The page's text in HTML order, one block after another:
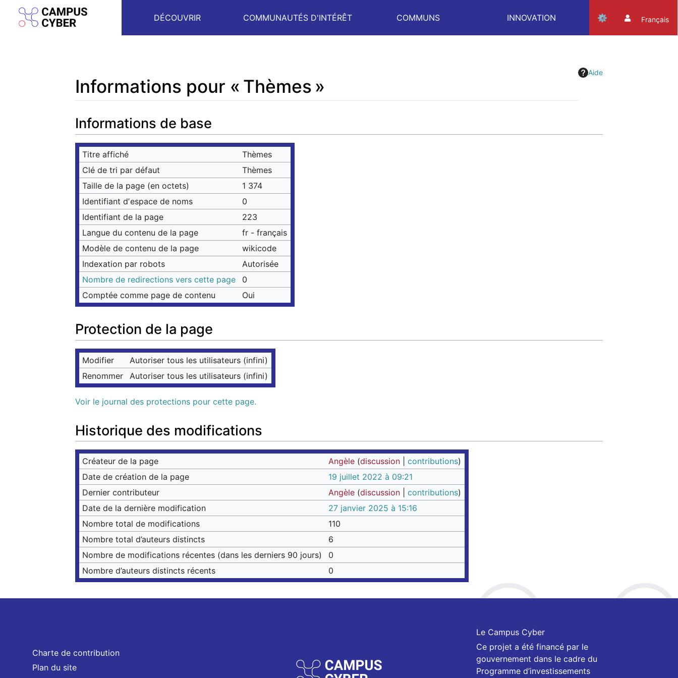
DÉCOUVRIR COMMUNAUTÉS D'INTÉRÊT COMMUNS INNOVATION Français
Aide
Informations pour « Thèmes »
Informations de base
Titre affiché
Thèmes
Clé de tri par défaut
Thèmes
Taille de la page (en octets)
1 374
Identifiant dʼespace de noms
0
Identifiant de la page
223
Langue du contenu de la page
fr - français
Modèle de contenu de la page
wikicode
Indexation par robots
Autorisée
Nombre de redirections vers cette page
0
Comptée comme page de contenu
Oui
Protection de la page
Modifier
Autoriser tous les utilisateurs (infini)
Renommer
Autoriser tous les utilisateurs (infini)
Voir le journal des protections pour cette page.
Historique des modifications
Créateur de la page Angèle (discussion |contributions)
Date de création de la page
19 juillet 2022 à 09:21
Dernier contributeur
Angèle (discussion |contributions)
Date de la dernière modification
27 janvier 2025 à 15:16
Nombre total de modifications
110
Nombre total d’auteurs distincts
6
Nombre de modifications récentes (dans les derniers 90 jours)
0
Nombre d’auteurs distincts récents
0
Charte de contribution
Plan du site
Le Campus Cyber
Ce projet a été financé par le
gouvernement dans le cadre du
Programme d’investissements